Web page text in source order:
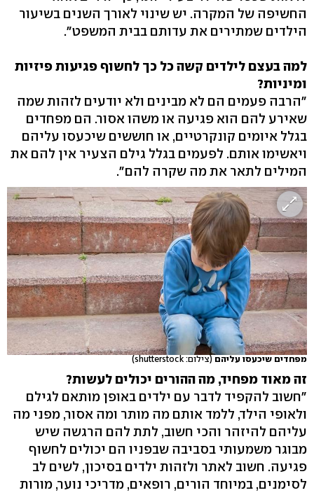
החשיפה של המקרה. יש שינוי לאורך השנים בשיעור
הילדים שמתירים את עדותם בבית המשפט".
למה בעצם לילדים קשה כל כך לחשוף פגיעות פיזיות
ומיניות?
"הרבה פעמים הם לא מבינים ולא יודעים לזהות שמה
שאירע להם הוא פגיעה או משהו אסור. הם מפחדים
בגלל איומים קונקרטיים, או חוששים שיכעסו עליהם
ויאשימו אותם. לפעמים בגלל גילם הצעיר אין להם את
המילים לתאר את מה שקרה להם".
מפחדים שיכעסו עליהם (צילום: shutterstock)
זה מאוד מפחיד, מה ההורים יכולים לעשות?
"חשוב להקפיד לדבר עם ילדים באופן מותאם לגילם
ולאופי הילד, ללמד אותם מה מותר ומה אסור, מפני מה
עליהם להיזהר והכי חשוב, לתת להם הרגשה שיש
מבוגר משמעותי בסביבה שבפניו הם יכולים לחשוף
פגיעה. חשוב לאתר ולזהות ילדים בסיכון, לשים לב
לסימנים, במיוחד הורים, רופאים, מדריכי נוער, מורות